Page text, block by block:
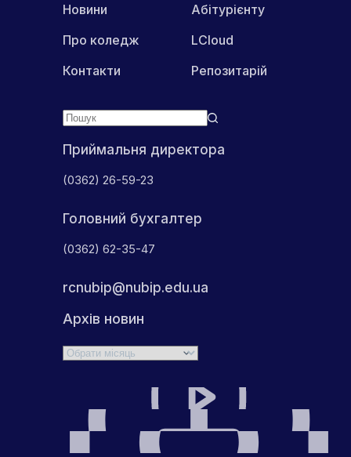
Приймальня директора
(0362) 26-59-23
Головний бухгалтер
(0362) 62-35-47
rcnubip@nubip.edu.ua
Архів новин
Архіви
Новини
Про коледж
Контакти
Абітурієнту
LCloud
Репозитарій